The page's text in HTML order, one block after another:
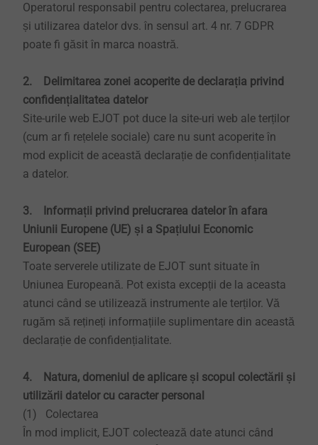
Operatorul responsabil pentru colectarea, prelucrarea
și utilizarea datelor dvs. în sensul art. 4 nr. 7 GDPR
poate fi găsit în marca noastră.
2. Delimitarea zonei acoperite de declarația privind
confidențialitatea datelor
Site-urile web EJOT pot duce la site-uri web ale terților
(cum ar fi rețelele sociale) care nu sunt acoperite în
mod explicit de această declarație de confidențialitate
a datelor.
3. Informații privind prelucrarea datelor în afara
Uniunii Europene (UE) și a Spațiului Economic
European (SEE)
Toate serverele utilizate de EJOT sunt situate în
Uniunea Europeană. Pot exista excepții de la aceasta
atunci când se utilizează instrumente ale terților. Vă
rugăm să rețineți informațiile suplimentare din această
declarație de confidențialitate.
4. Natura, domeniul de aplicare și scopul colectării și
utilizării datelor cu caracter personal
(1) Colectarea
În mod implicit, EJOT colectează date atunci când